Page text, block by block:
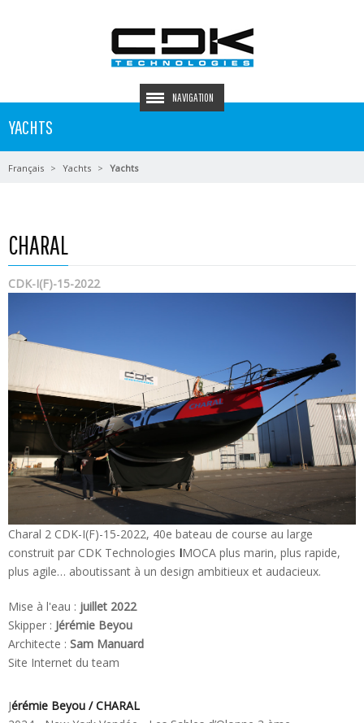
NAVIGATION
YACHTS
Français Yachts Yachts
CHARAL
CDK-I(F)-15-2022
Charal 2 CDK-I(F)-15-2022, 40e bateau de course au large
construit par CDK Technologies IMOCA plus marin, plus rapide,
plus agile… aboutissant à un design ambitieux et audacieux.
Mise à l'eau : juillet 2022
Skipper : Jérémie Beyou
Architecte : Sam Manuard
Site Internet du team
Jérémie Beyou / CHARAL